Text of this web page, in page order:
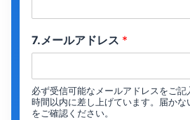
7.メールアドレス *
必ず受信可能なメールアドレスをご
時間以内に差し上げています。届か
をご確認ください。